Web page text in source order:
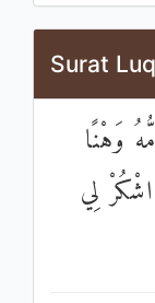
Surat
وَهْنًا
لِي